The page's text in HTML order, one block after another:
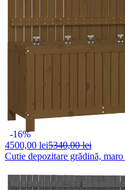
-16%
4500,00 lei5340,00 lei
Cutie depozitare grădină,